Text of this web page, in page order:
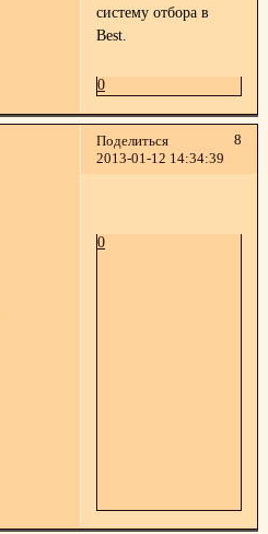
систему отбора в
Best.
0
Поделиться
8
2013-01-12 14:34:39
0